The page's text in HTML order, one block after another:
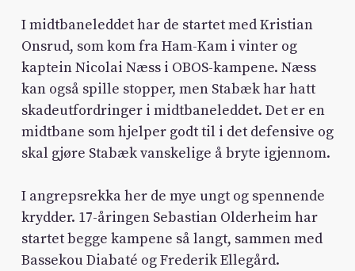
I midtbaneleddet har de startet med Kristian
Onsrud, som kom fra Ham-Kam i vinter og
kaptein Nicolai Næss i OBOS-kampene. Næss
kan også spille stopper, men Stabæk har hatt
skadeutfordringer i midtbaneleddet. Det er en
midtbane som hjelper godt til i det defensive og
skal gjøre Stabæk vanskelige å bryte igjennom.
I angrepsrekka her de mye ungt og spennende
krydder. 17-åringen Sebastian Olderheim har
startet begge kampene så langt, sammen med
Bassekou Diabaté og Frederik Ellegård.